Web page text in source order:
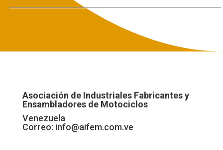
Asociación de Industriales Fabricantes y
Ensambladores de Motociclos
Venezuela
Correo: info@aifem.com.ve